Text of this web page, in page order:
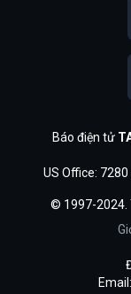
Báo điện tử
US Office:
© 1997-2024.
Email: